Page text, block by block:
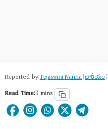
Reported by:Tejaswini Nanna|జాతీయం|
Read Time:3 mins